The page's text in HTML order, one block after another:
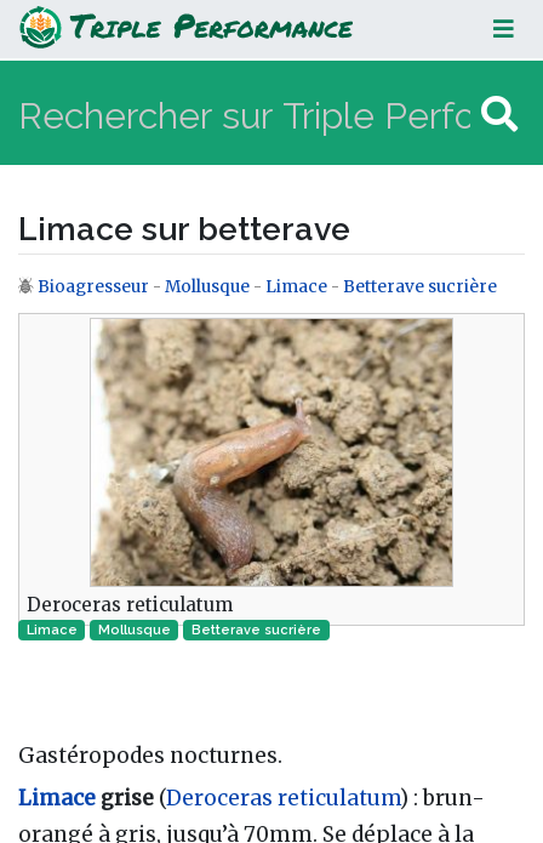
Limace sur betterave
Limace sur betterave
Aller à :navigation,rechercher
Bioagresseur - Mollusque - Limace - Betterave sucrière
Deroceras reticulatum
Limace Mollusque‎‎ Betterave sucrière
Gastéropodes nocturnes.
Limace grise (Deroceras reticulatum) : brun-
orangé à gris, jusqu’à 70mm. Se déplace à la